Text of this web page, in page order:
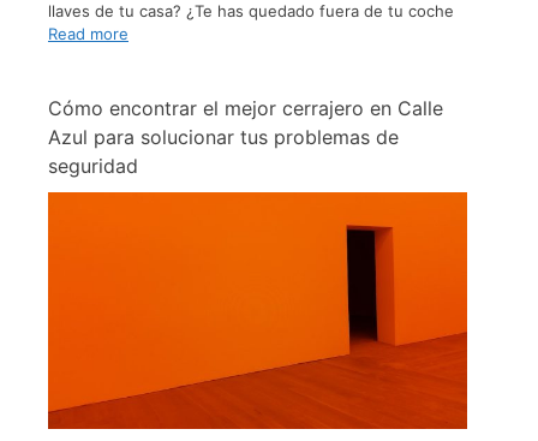
llaves de tu casa? ¿Te has quedado fuera de tu coche
Read more
Cómo encontrar el mejor cerrajero en Calle
Azul para solucionar tus problemas de
seguridad